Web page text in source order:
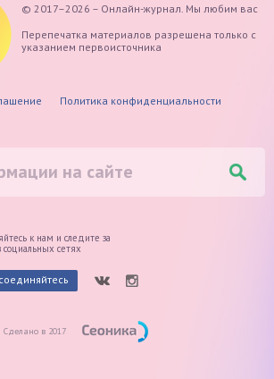
© 2017–2026 – Онлайн-журнал. Мы любим вас
Перепечатка материалов разрешена только с
указанием первоисточника
Политика конфиденциальности
к нам и следите за
социальных сетях
Сделано в 2017